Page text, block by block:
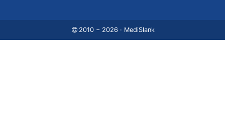
2010 − 2026 · MediSlank